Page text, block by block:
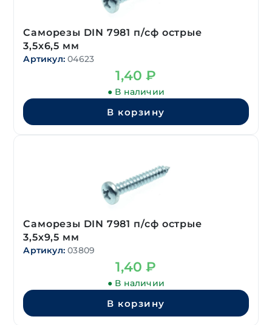
Саморезы DIN 7981 п/сф острые
3,5х6,5 мм
Артикул: 04623
1,40₽
● В наличии
В корзину
Саморезы DIN 7981 п/сф острые
3,5х9,5 мм
Артикул: 03809
1,40₽
● В наличии
В корзину